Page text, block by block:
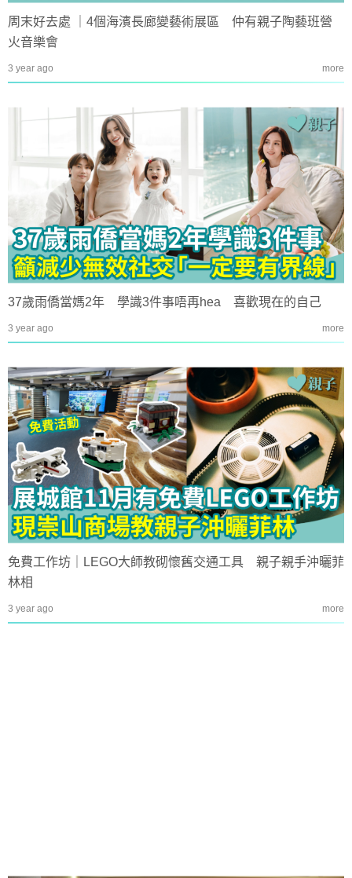
周末好去處 ｜4個海濱長廊變藝術展區 仲有親子陶藝班營
火音樂會
3 year ago more
37歲雨僑當媽2年 學識3件事唔再hea 喜歡現在的自己
3 year ago more
免費工作坊｜LEGO大師教砌懷舊交通工具 親子親手沖曬菲
林相
3 year ago more